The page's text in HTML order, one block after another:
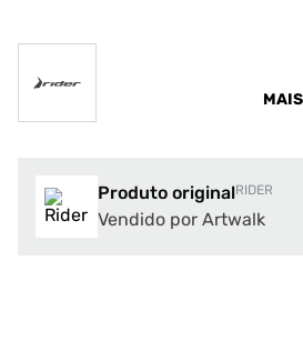
Produto originalRIDER
Vendido por Artwalk